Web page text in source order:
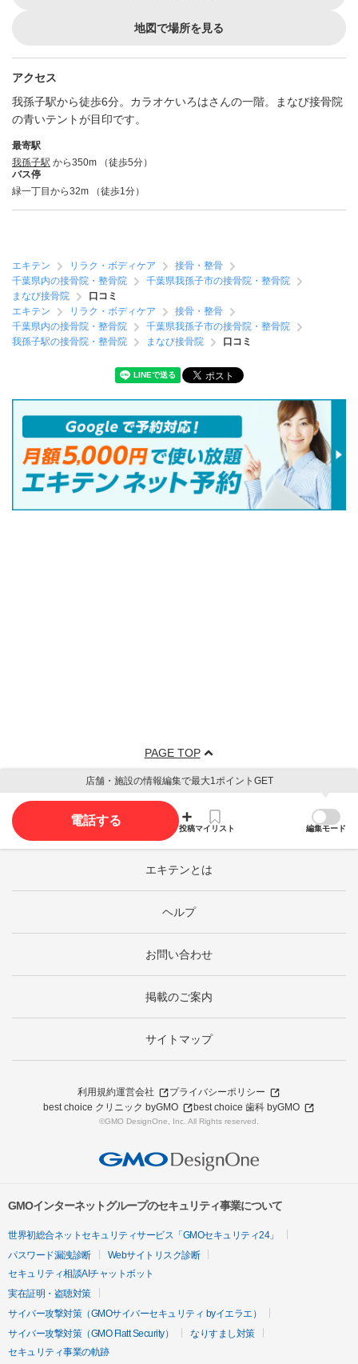
地図で場所を見る
アクセス
我孫子駅から徒歩6分。カラオケいろはさんの一階。まなび接骨院
の青いテントが目印です。
最寄駅
我孫子駅 から350m （徒歩5分）
バス停
緑一丁目から32m （徒歩1分）
エキテン リラク・ボディケア
接骨・整骨
千葉県内の接骨院・整骨院
千葉県我孫子市の接骨院・整骨院
まなび接骨院
口コミ
エキテン
リラク・ボディケア
接骨・整骨
千葉県内の接骨院・整骨院
千葉県我孫子市の接骨院・整骨院
我孫子駅の接骨院・整骨院
まなび接骨院 口コミ
PAGE TOP
店舗・施設の情報編集で最大1ポイントGET
電話する
投稿マイリスト 編集モード
エキテンとは
ヘルプ
お問い合わせ
掲載のご案内
サイトマップ
利用規約運営会社
プライバシーポリシー
best choice クリニック byGMO
best choice 歯科 byGMO
©GMO DesignOne, Inc. All Rights reserved.
GMOインターネットグループのセキュリティ事業について
世界初総合ネットセキュリティサービス「GMOセキュリティ24」
パスワード漏洩診断
Webサイトリスク診断
セキュリティ相談AIチャットボット
実在証明・盗聴対策
サイバー攻撃対策（GMOサイバーセキュリティ byイエラエ）
サイバー攻撃対策（GMO Flatt Security）
なりすまし対策
セキュリティ事業の軌跡